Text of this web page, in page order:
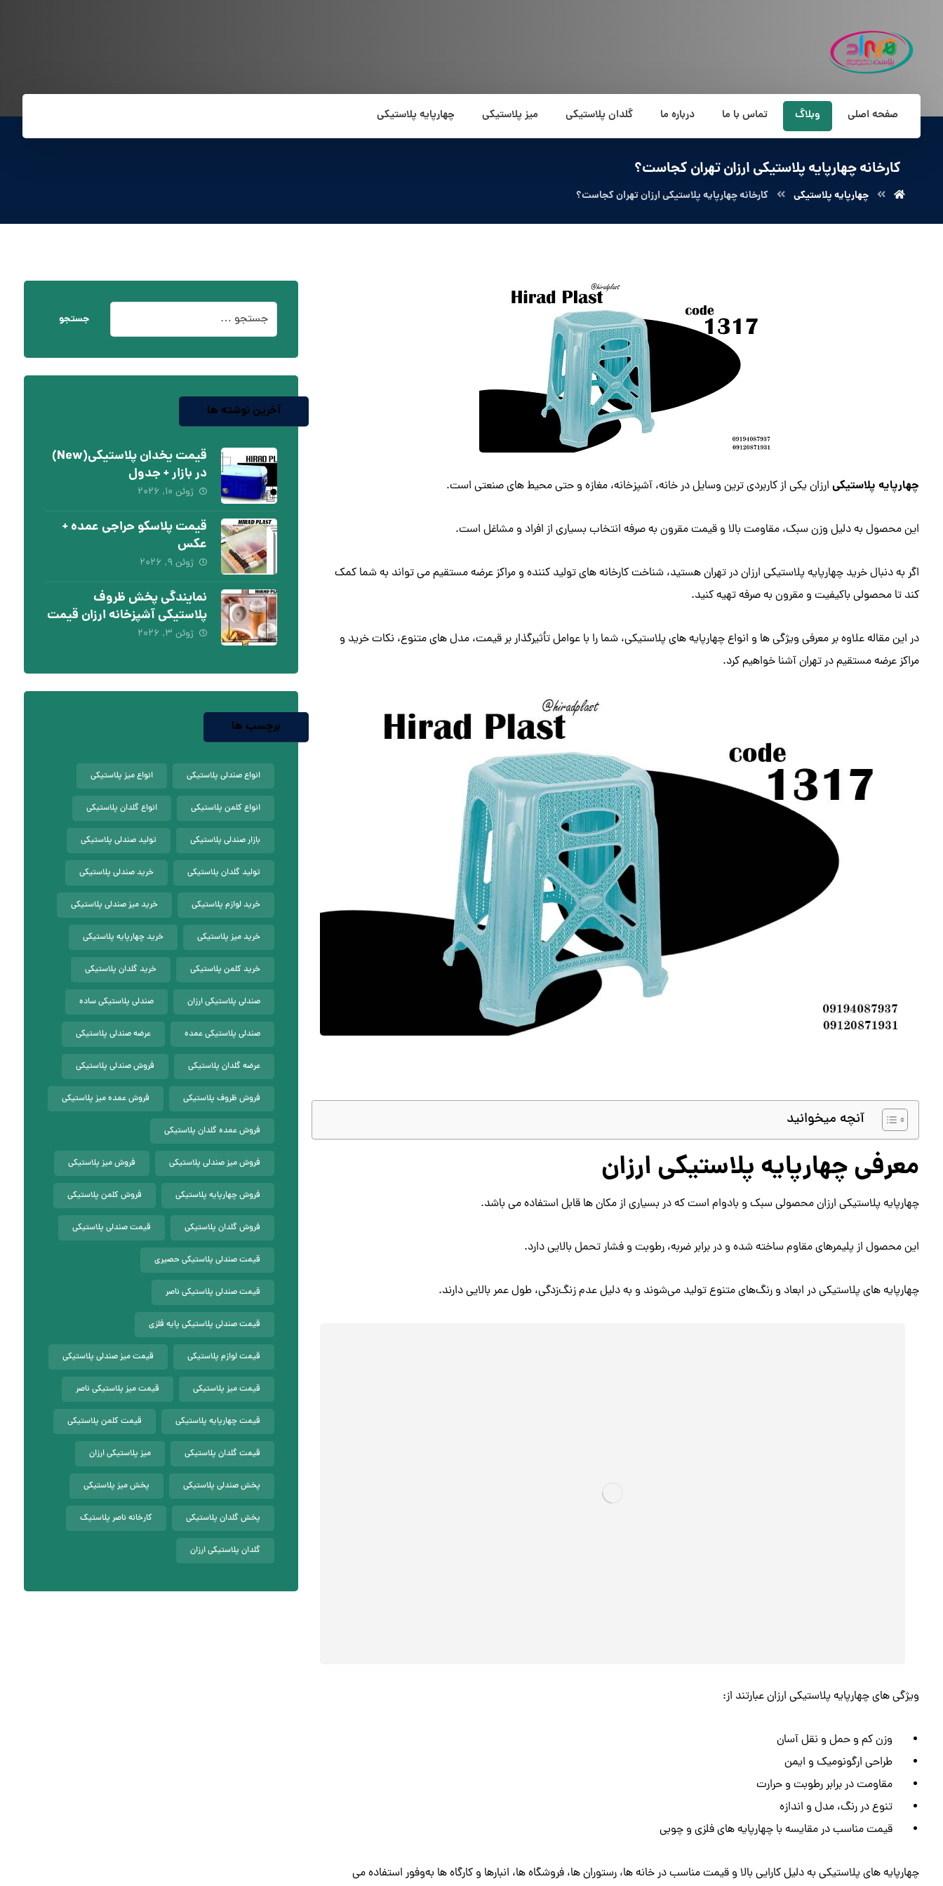
صفحه اصلی وبلاگ تماس با ما درباره ما گلدان پلاستیکی میز پلاستیکی چهارپایه پلاستیکی
کارخانه چهارپایه پلاستیکی ارزان تهران کجاست؟
چهارپایه پلاستیکی کارخانه چهارپایه پلاستیکی ارزان تهران کجاست؟
چهارپایه پلاستیکیارزان یکی از کاربردی ترین وسایل در خانه، آشپزخانه، مغازه و حتی محیط های صنعتی است.
این محصول به دلیل وزن سبک، مقاومت بالا و قیمت مقرون به صرفه انتخاب بسیاری از افراد و مشاغل است.
اگر به دنبال خرید چهارپایه پلاستیکی ارزان در تهران هستید، شناخت کارخانه های تولید کننده و مراکز عرضه مستقیم می تواند به شما کمک
کند تا محصولی باکیفیت و مقرون به صرفه تهیه کنید.
در این مقاله علاوه بر معرفی ویژگی ها و انواع چهارپایه های پلاستیکی، شما را با عوامل تأثیرگذار بر قیمت، مدل های متنوع، نکات خرید و
مراکز عرضه مستقیم در تهران آشنا خواهیم کرد.
آنچه میخوانید
معرفی چهارپایه پلاستیکی ارزان
چهارپایه پلاستیکی ارزان محصولی سبک و بادوام است که در بسیاری از مکان ها قابل استفاده می باشد.
این محصول از پلیمرهای مقاوم ساخته شده و در برابر ضربه، رطوبت و فشار تحمل بالایی دارد.
چهارپایه های پلاستیکی در ابعاد و رنگ‌های متنوع تولید می‌شوند و به دلیل عدم زنگ‌زدگی، طول عمر بالایی دارند.
ویژگی های چهارپایه پلاستیکی ارزان عبارتند از:
وزن کم و حمل و نقل آسان
طراحی ارگونومیک و ایمن
مقاومت در برابر رطوبت و حرارت
تنوع در رنگ، مدل و اندازه
قیمت مناسب در مقایسه با چهارپایه های فلزی و چوبی
چهارپایه های پلاستیکی به دلیل کارایی بالا و قیمت مناسب در خانه ها، رستوران ها، فروشگاه ها، انبارها و کارگاه ها به‌وفور استفاده می
جستجو
آخرین نوشته ها
قیمت یخدان پلاستیکی(New)
در بازار + جدول
ژوئن ۱۰, ۲۰۲۶
قیمت پلاسکو حراجی عمده +
عکس
ژوئن ۹, ۲۰۲۶
نمایندگی پخش ظروف
پلاستیکی آشپزخانه ارزان قیمت
ژوئن ۳, ۲۰۲۶
برچسب ها
انواع صندلی پلاستیکی انواع میز پلاستیکی
انواع کلمن پلاستیکی انواع گلدان پلاستیکی
بازار صندلی پلاستیکی تولید صندلی پلاستیکی
تولید گلدان پلاستیکی خرید صندلی پلاستیکی
خرید لوازم پلاستیکی خرید میز صندلی پلاستیکی
خرید میز پلاستیکی خرید چهارپایه پلاستیکی
خرید کلمن پلاستیکی خرید گلدان پلاستیکی
صندلی پلاستیکی ارزان صندلی پلاستیکی ساده
صندلی پلاستیکی عمده عرضه صندلی پلاستیکی
عرضه گلدان پلاستیکی فروش صندلی پلاستیکی
فروش ظروف پلاستیکی فروش عمده میز پلاستیکی
فروش عمده گلدان پلاستیکی
فروش میز صندلی پلاستیکی فروش میز پلاستیکی
فروش چهارپایه پلاستیکی فروش کلمن پلاستیکی
فروش گلدان پلاستیکی قیمت صندلی پلاستیکی
قیمت صندلی پلاستیکی حصیری
قیمت صندلی پلاستیکی ناصر
قیمت صندلی پلاستیکی پایه فلزی
قیمت لوازم پلاستیکی قیمت میز صندلی پلاستیکی
قیمت میز پلاستیکی قیمت میز پلاستیکی ناصر
قیمت چهارپایه پلاستیکی قیمت کلمن پلاستیکی
قیمت گلدان پلاستیکی میز پلاستیکی ارزان
پخش صندلی پلاستیکی پخش میز پلاستیکی
پخش گلدان پلاستیکی کارخانه ناصر پلاستیک
گلدان پلاستیکی ارزان